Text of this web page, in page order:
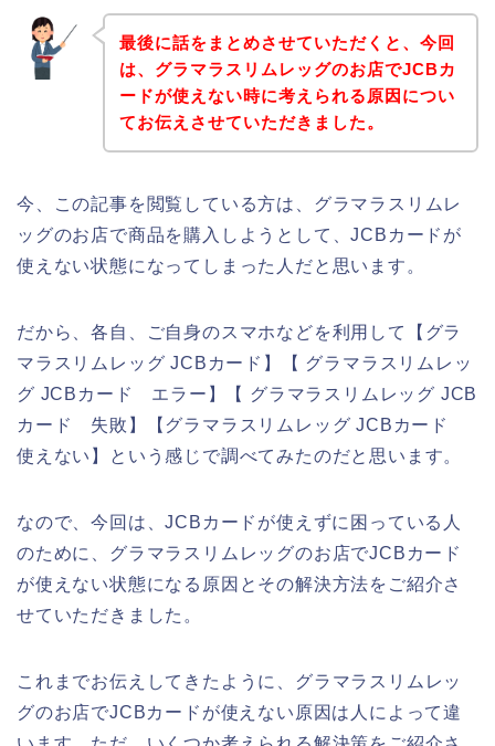
最後に話をまとめさせていただくと、今回
は、グラマラスリムレッグのお店でJCBカ
ードが使えない時に考えられる原因につい
てお伝えさせていただきました。
今、この記事を閲覧している方は、グラマラスリムレ
ッグのお店で商品を購入しようとして、JCBカードが
使えない状態になってしまった人だと思います。
だから、各自、ご自身のスマホなどを利用して【グラ
マラスリムレッグ JCBカード】【 グラマラスリムレッ
グ JCBカード エラー】【 グラマラスリムレッグ JCB
カード 失敗】【グラマラスリムレッグ JCBカード
使えない】という感じで調べてみたのだと思います。
なので、今回は、JCBカードが使えずに困っている人
のために、グラマラスリムレッグのお店でJCBカード
が使えない状態になる原因とその解決方法をご紹介さ
せていただきました。
これまでお伝えしてきたように、グラマラスリムレッ
グのお店でJCBカードが使えない原因は人によって違